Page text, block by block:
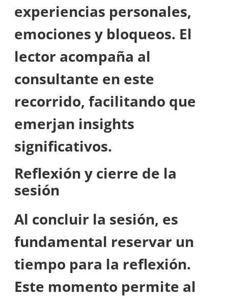
experiencias personales,
emociones y bloqueos. El
lector acompaña al
consultante en este
recorrido, facilitando que
emerjan insights
significativos.
Reflexión y cierre de la
sesión
Al concluir la sesión, es
fundamental reservar un
tiempo para la reflexión.
Este momento permite al